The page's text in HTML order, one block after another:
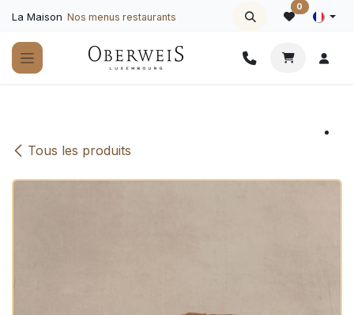
La Maison Nos menus restaurants
0
Tous les produits